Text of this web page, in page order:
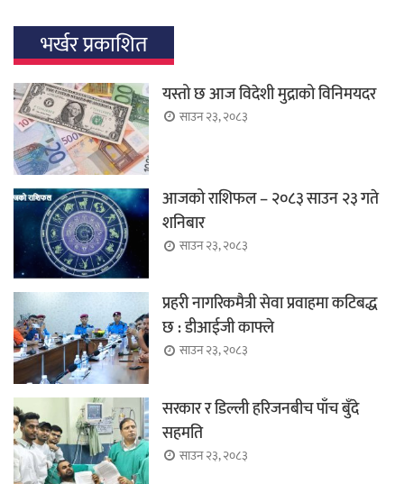
भर्खर प्रकाशित
यस्तो छ आज विदेशी मुद्राको विनिमयदर
साउन २३, २०८३
आजको राशिफल – २०८३ साउन २३ गते
शनिबार
साउन २३, २०८३
प्रहरी नागरिकमैत्री सेवा प्रवाहमा कटिबद्ध
छ : डीआईजी काफ्ले
साउन २३, २०८३
सरकार र डिल्ली हरिजनबीच पाँच बुँदे
सहमति
साउन २३, २०८३